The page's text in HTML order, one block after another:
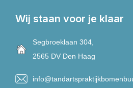
Wij staan voor je klaar
Segbroeklaan 304,
2565 DV Den Haag